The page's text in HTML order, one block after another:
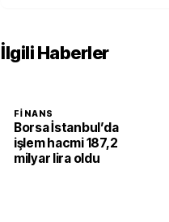
İlgili Haberler
FINANS
Borsa İstanbul’da
işlem hacmi 187,2
milyar lira oldu